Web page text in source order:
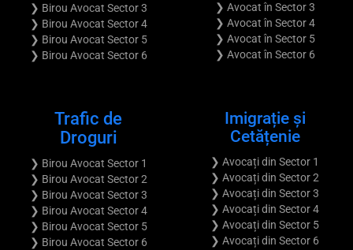
❯ Birou Avocat Sector 3
❯ Birou Avocat Sector 4
❯ Birou Avocat Sector 5
❯ Birou Avocat Sector 6
❯ Avocat în Sector 3
❯ Avocat în Sector 4
❯ Avocat în Sector 5
❯ Avocat în Sector 6
Trafic de
Droguri
❯ Birou Avocat Sector 1
❯ Birou Avocat Sector 2
❯ Birou Avocat Sector 3
❯ Birou Avocat Sector 4
❯ Birou Avocat Sector 5
❯ Birou Avocat Sector 6
Imigrație și
Cetățenie
❯ Avocați din Sector 1
❯ Avocați din Sector 2
❯ Avocați din Sector 3
❯ Avocați din Sector 4
❯ Avocați din Sector 5
❯ Avocați din Sector 6